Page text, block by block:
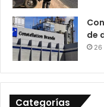
de
26
Categorías